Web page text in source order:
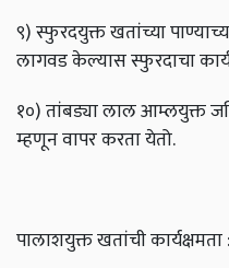
९) स्फुरदयुक्त खतांच्या
लागवड केल्यास स्फुरदाचा
१०) तांबड्या लाल आम्लयुक्त
म्हणून वापर करता येतो.
पालाशयुक्त खतांची कार्यक्षमता :